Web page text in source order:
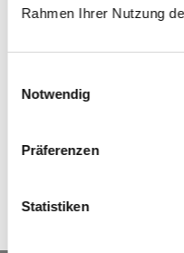
Rahmen Ihrer Nutzung
Notwendig
Präferenzen
Statistiken